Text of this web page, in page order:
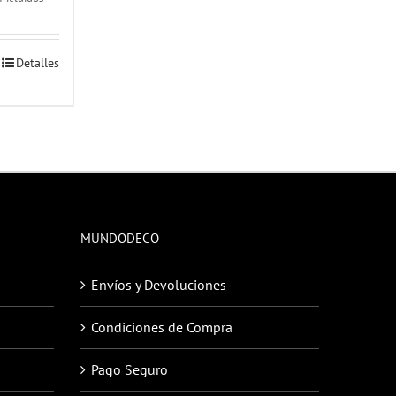
Detalles
MUNDODECO
Envíos y Devoluciones
Condiciones de Compra
Pago Seguro